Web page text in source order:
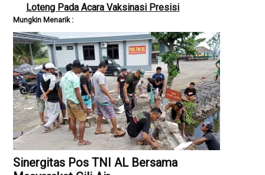
Loteng Pada Acara Vaksinasi Presisi
Mungkin Menarik :
Sinergitas Pos TNI AL Bersama